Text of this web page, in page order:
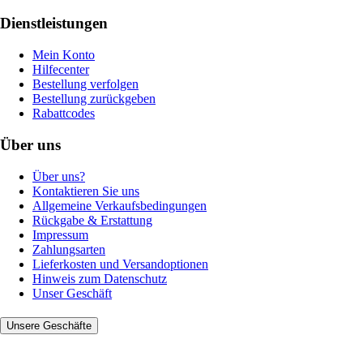
Dienstleistungen
Mein Konto
Hilfecenter
Bestellung verfolgen
Bestellung zurückgeben
Rabattcodes
Über uns
Über uns?
Kontaktieren Sie uns
Allgemeine Verkaufsbedingungen
Rückgabe & Erstattung
Impressum
Zahlungsarten
Lieferkosten und Versandoptionen
Hinweis zum Datenschutz
Unser Geschäft
Unsere Geschäfte